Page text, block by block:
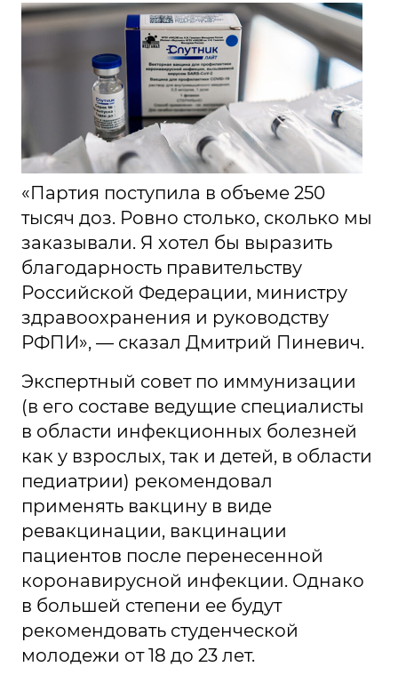
«Партия поступила в объеме 250
тысяч доз. Ровно столько, сколько мы
заказывали. Я хотел бы выразить
благодарность правительству
Российской Федерации, министру
здравоохранения и руководству
РФПИ», — сказал Дмитрий Пиневич.
Экспертный совет по иммунизации
(в его составе ведущие специалисты
в области инфекционных болезней
как у взрослых, так и детей, в области
педиатрии) рекомендовал
применять вакцину в виде
ревакцинации, вакцинации
пациентов после перенесенной
коронавирусной инфекции. Однако
в большей степени ее будут
рекомендовать студенческой
молодежи от 18 до 23 лет.